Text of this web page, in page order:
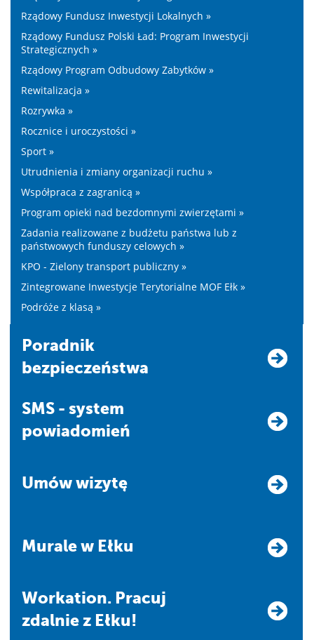
Rządowy Fundusz Inwestycji Lokalnych »
Rządowy Fundusz Polski Ład: Program Inwestycji
Strategicznych »
Rządowy Program Odbudowy Zabytków »
Rewitalizacja »
Rozrywka »
Rocznice i uroczystości »
Sport »
Utrudnienia i zmiany organizacji ruchu »
Współpraca z zagranicą »
Program opieki nad bezdomnymi zwierzętami »
Zadania realizowane z budżetu państwa lub z
państwowych funduszy celowych »
KPO - Zielony transport publiczny »
Zintegrowane Inwestycje Terytorialne MOF Ełk »
Podróże z klasą »
Poradnik
bezpieczeństwa
SMS - system
powiadomień
Umów wizytę
Murale w Ełku
Workation. Pracuj
zdalnie z Ełku!